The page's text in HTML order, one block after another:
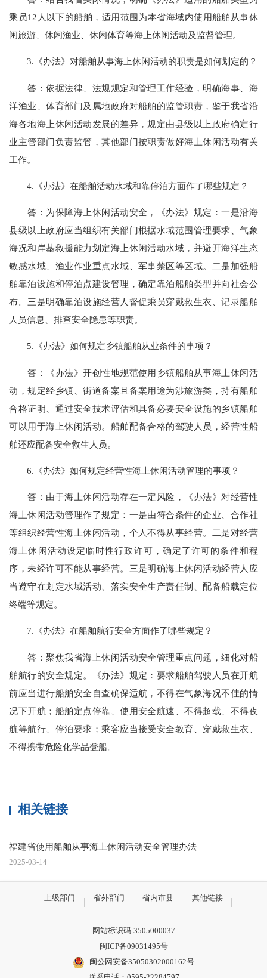
乘员12人以下的船舶，适用范围为本省海域内使用船舶从事休
闲旅游、休闲渔业、休闲体育等海上休闲活动及监督管理。
3.《办法》对船舶从事海上休闲活动的职责是如何划定的？
答：依据法律、法规规定和管理工作经验，明确海事、海
洋渔业、体育部门及属地政府对船舶的监管职责，鉴于我省沿
海各地海上休闲活动发展的差异，规定由县级以上政府确定行
业主管部门负责监管，其他部门按职责做好海上休闲活动有关
工作。
4.《办法》在船舶活动水域和靠停泊方面作了哪些规定？
答：为保障海上休闲活动安全，《办法》规定：一是沿海
县级以上政府应当组织有关部门根据水域范围管理要求、气象
海况和岸基救援能力划定海上休闲活动水域，并避开海洋生态
敏感水域、渔业作业重点水域、军事禁区等区域。二是加强船
舶靠泊设施和停泊点建设管理，确定靠泊船舶类型并向社会公
布。三是明确靠泊设施经营人督促乘员穿戴救生衣、记录船舶
人员信息、排查安全隐患等职责。
5.《办法》如何规定乡镇船舶从业条件的事项？
答：《办法》开创性地规范使用乡镇船舶从事海上休闲活
动，规定经乡镇、街道备案且备案用途为涉旅游类，持有船舶
合格证明、通过安全技术评估和具备必要安全设施的乡镇船舶
可以用于海上休闲活动。船舶配备合格的驾驶人员，经营性船
舶还应配备安全救生人员。
6.《办法》如何规定经营性海上休闲活动管理的事项？
答：由于海上休闲活动存在一定风险，《办法》对经营性
海上休闲活动管理作了规定：一是由符合条件的企业、合作社
等组织经营性海上休闲活动，个人不得从事经营。二是对经营
海上休闲活动设定临时性行政许可，确定了许可的条件和程
序，未经许可不能从事经营。三是明确海上休闲活动经营人应
当遵守在划定水域活动、落实安全生产责任制、配备船载定位
终端等规定。
7.《办法》在船舶航行安全方面作了哪些规定？
答：聚焦我省海上休闲活动安全管理重点问题，细化对船
舶航行的安全规定。《办法》规定：要求船舶驾驶人员在开航
前应当进行船舶安全自查确保适航，不得在气象海况不佳的情
况下开航；船舶定点停靠、使用安全航速、不得超载、不得夜
航等航行、停泊要求；乘客应当接受安全教育、穿戴救生衣、
不得携带危险化学品登船。
相关链接
福建省使用船舶从事海上休闲活动安全管理办法
2025-03-14
上级部门 省外部门 省内市县 其他链接
网站标识码:3505000037
闽ICP备09031495号
闽公网安备35050302000162号